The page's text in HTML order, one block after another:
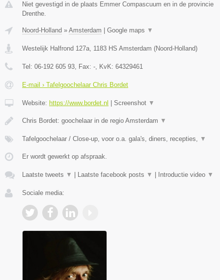
Niet gevestigd in de plaats Emmer Compascuum en in de provincie
Drenthe.
Noord-Holland » Amsterdam Google maps ▼
Westelijk Halfrond 127a, 1183 HS Amsterdam (Noord-Holland)
Tel: 06-192 605 93, Fax: -, KvK: 64329461
E-mail › Tafelgoochelaar Chris Bordet
Website: https://www.bordet.nl Screenshot ▼
Chris Bordet: goochelaar in de regio Amsterdam ▼
Tafelgoochelaar / Close-up, voor o.a. gala's, diners, recepties, ▼
Er wordt gewerkt op afspraak.
Laatste tweets ▼ Laatste facebook posts ▼ Introductie video ▼
Sociale media: